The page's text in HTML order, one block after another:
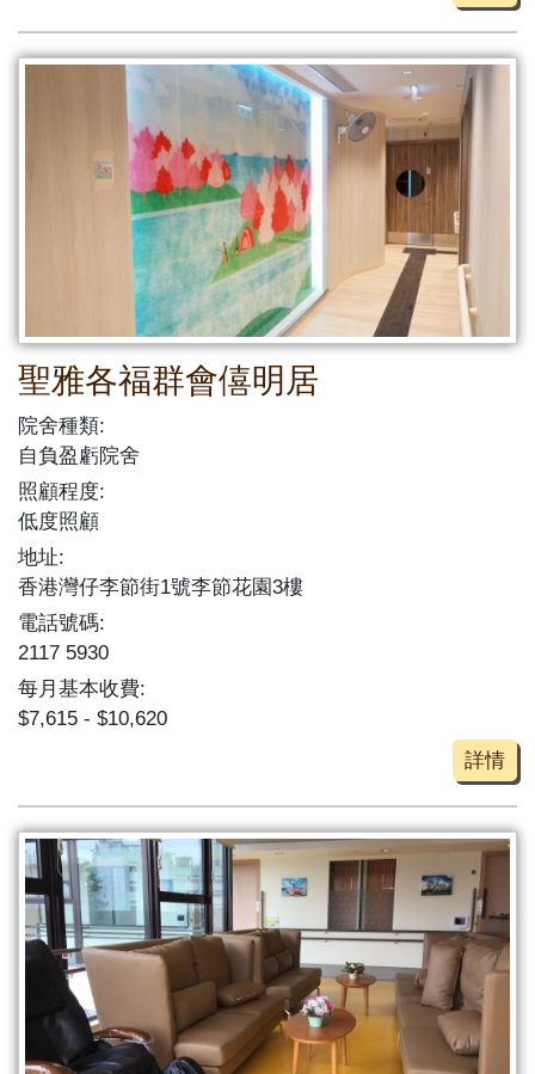
聖雅各福群會僖明居
院舍種類:
自負盈虧院舍
照顧程度:
低度照顧
地址:
香港灣仔李節街1號李節花園3樓
電話號碼:
2117 5930
每月基本收費:
$7,615 - $10,620
詳情